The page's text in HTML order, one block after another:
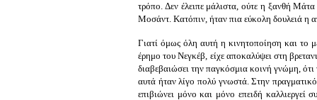
τρόπο. Δεν έλειπε μάλιστα, ούτε η ξανθή
Μοσάντ. Κατόπιν, ήταν πια εύκολη δουλειά η
Γιατί όμως όλη αυτή η κινητοποίηση και το
έρημο του Νεγκέβ, είχε αποκαλύψει στη
διαβεβαιώσει την παγκόσμια κοινή γνώμη,
αυτά ήταν λίγο πολύ γνωστά. Στην
επιβιώνει μόνο και μόνο επειδή καλλιεργεί